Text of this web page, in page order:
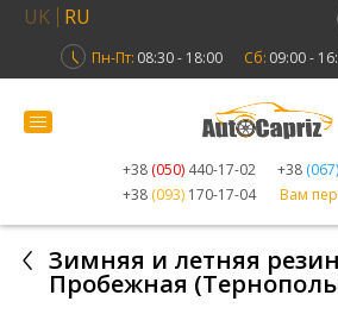
UK RU
Пн-Пт: 08:30 - 18:00 Сб: 09:00 -
+38 (050) 440-17-02 +38 (067)
+38 (093) 170-17-04 Вам
Зимняя и летняя
Пробежная